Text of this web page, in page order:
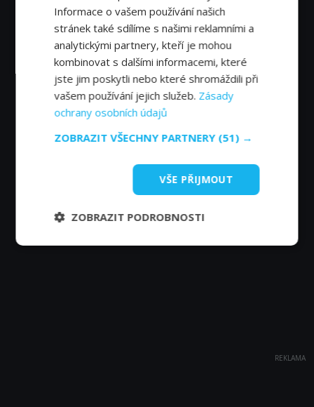
REKLAMA
Informace o vašem používání našich
stránek také sdílíme s našimi reklamními a
analytickými partnery, kteří je mohou
kombinovat s dalšími informacemi, které
jste jim poskytli nebo které shromáždili při
vašem používání jejich služeb. Zásady
ochrany osobních údajů
ZOBRAZIT VŠECHNY PARTNERY (51) →
VŠE PŘIJMOUT
ZOBRAZIT PODROBNOSTI